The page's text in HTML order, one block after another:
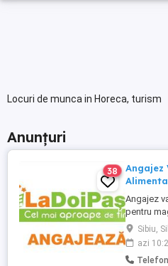
Locuri de munca in Horeca, turism
Anunțuri
38
Angajez
Angajez
pentru
zona
Salariu
telefon.
Sibiu,
azi